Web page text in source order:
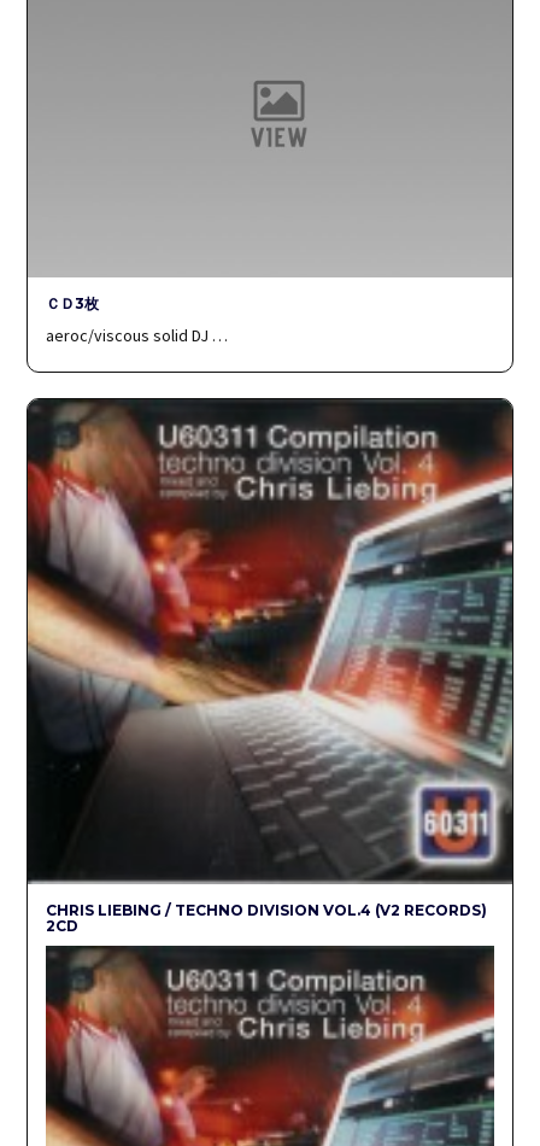
ＣＤ3枚
aeroc/viscous solid DJ …
CHRIS LIEBING / TECHNO DIVISION VOL.4 (V2 RECORDS)
2CD